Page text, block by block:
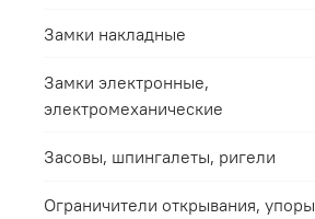
Замки накладные
Замки электронные,
электромеханические
Засовы, шпингалеты, ригели
Ограничители открывания, упоры